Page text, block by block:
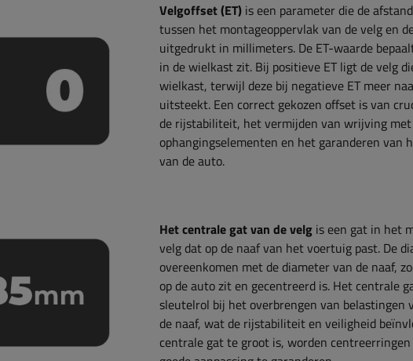
Velgoffset (ET)is een parameter die de
tussen het montageoppervlak van de velg en
uitgedrukt in millimeters. De ET-waarde
in de wielkast zit. Bij positieve ET ligt de velg
wielkast, terwijl deze bij negatieve ET meer
uitsteekt. Een correct gekozen offset is van
de rijstabiliteit, het vermijden van wrijving met
ophangingselementen en het garanderen van
van de auto.
Het centrale gat van de velg is een gat in het
velg dat op de naaf van het voertuig past. De
overeenkomen met de diameter van de naaf,
op de auto zit en gecentreerd is. Het centrale
sleutelrol bij het overbrengen van belastingen
de naaf, wat de rijstabiliteit en veiligheid
centrale gat te groot is, worden centreerringen